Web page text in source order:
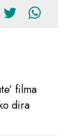
filma
dira